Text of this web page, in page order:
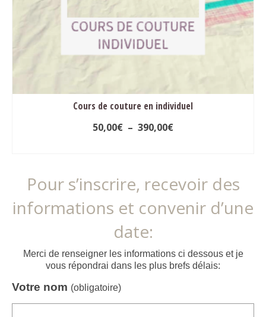
Cours de couture en individuel
50,00€ – 390,00€Plage
390,00€
a
plusieurs
variations.
options
être
choisies
page
Pour s’inscrire, recevoir des
informations et convenir d’une
date:
Merci de renseigner les informations ci dessous et je
vous répondrai dans les plus brefs délais:
Votre nom (obligatoire)